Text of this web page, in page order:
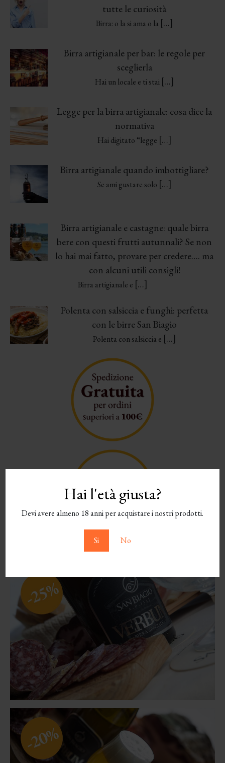
Hai l'età giusta?
Devi avere almeno 18 anni per acquistare i nostri prodotti.
Si No
tutte le curiosità
Birra: o la si ama o la […]
Birra artigianale per bar: le regole per
sceglierla
Hai un locale e ti stai […]
Legge per la birra artigianale: cosa dice la
normativa
Hai digitato “legge […]
Birra artigianale quando imbottigliare?
Se ami gustare solo […]
Birra artigianale e castagne: quale birra
bere con questi frutti autunnali? Se non
lo hai mai fatto, provare per credere…. ma
con alcuni utili consigli!
Birra artigianale e […]
Polenta con salsiccia e funghi: perfetta
con le birre San Biagio
Polenta con salsiccia e […]